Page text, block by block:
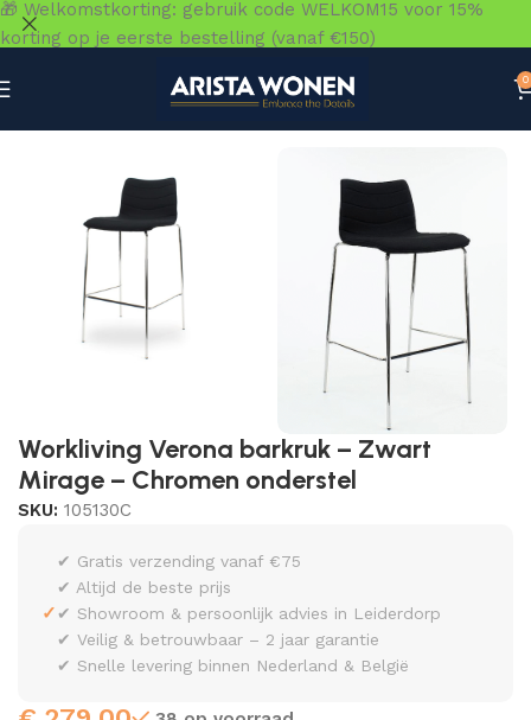
0
Workliving Verona barkruk – Zwart
Mirage – Chromen onderstel
SKU: 105130C
✓
✔ Gratis verzending vanaf €75
✔ Altijd de beste prijs
✔ Showroom & persoonlijk advies in Leiderdorp
✔ Veilig & betrouwbaar – 2 jaar garantie
✔ Snelle levering binnen Nederland & België
🎁 Welkomstkorting: gebruik code WELKOM15 voor 15%
korting op je eerste bestelling (vanaf €150)